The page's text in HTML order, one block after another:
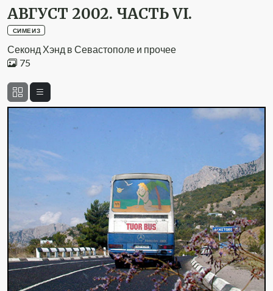
АВГУСТ 2002. ЧАСТЬ VI.
СИМЕИЗ
Секонд Хэнд в Севастополе и прочее
75